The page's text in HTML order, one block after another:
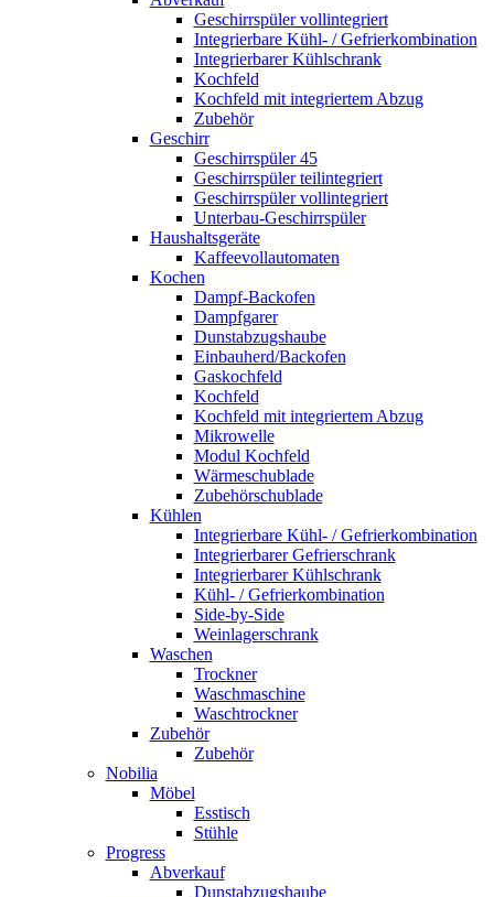
Geschirrspüler vollintegriert
Integrierbare Kühl- / Gefrierkombination
Integrierbarer Kühlschrank
Kochfeld
Kochfeld mit integriertem Abzug
Zubehör
Geschirr
Geschirrspüler 45
Geschirrspüler teilintegriert
Geschirrspüler vollintegriert
Unterbau-Geschirrspüler
Haushaltsgeräte
Kaffeevollautomaten
Kochen
Dampf-Backofen
Dampfgarer
Dunstabzugshaube
Einbauherd/Backofen
Gaskochfeld
Kochfeld
Kochfeld mit integriertem Abzug
Mikrowelle
Modul Kochfeld
Wärmeschublade
Zubehörschublade
Kühlen
Integrierbare Kühl- / Gefrierkombination
Integrierbarer Gefrierschrank
Integrierbarer Kühlschrank
Kühl- / Gefrierkombination
Side-by-Side
Weinlagerschrank
Waschen
Trockner
Waschmaschine
Waschtrockner
Zubehör
Zubehör
Nobilia
Möbel
Esstisch
Stühle
Progress
Abverkauf
Dunstabzugshaube